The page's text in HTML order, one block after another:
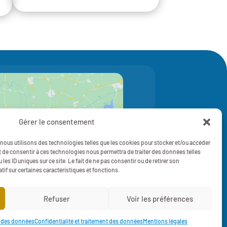
Gérer le consentement
utilisons des technologies telles que les cookies pour stocker et/ou accéder
consentir à ces technologies nous permettra de traiter des données telles
ID uniques sur ce site. Le fait de ne pas consentir ou de retirer son
sur certaines caractéristiques et fonctions.
Refuser Voir les préférences
donnéesConfidentialité et traitement des donnéesMentions légales
pour accepter les cookies marketing